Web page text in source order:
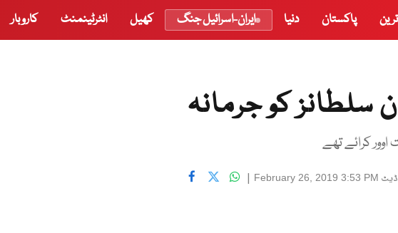
پاکستان دنیا ایران-اسرائیل جنگ کھیل انٹرٹینمنٹ کاروبار
سلطانز کو جرمانہ
کرائے تھے
February 26, 2019 3:53 PM
|